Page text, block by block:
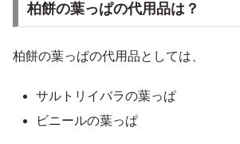
柏餅の葉っぱの代用品は？
柏餅の葉っぱの代用品としては、
サルトリイバラの葉っぱ
ビニールの葉っぱ